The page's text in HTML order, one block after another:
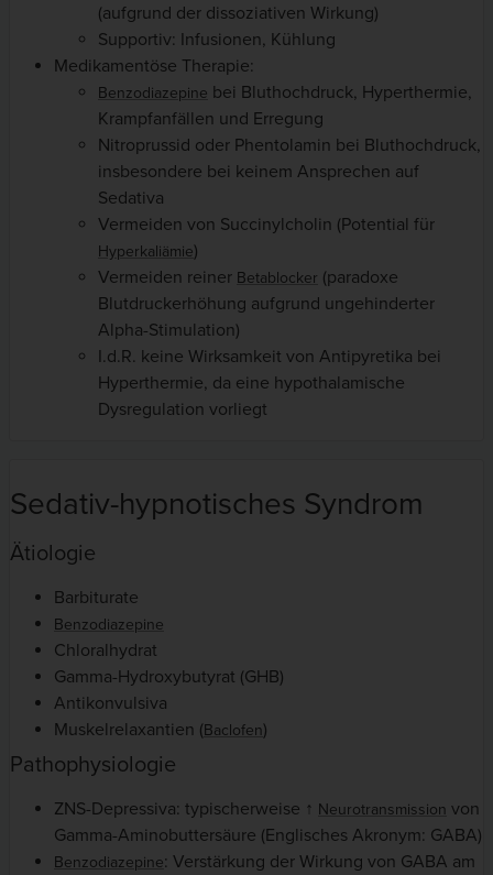
(aufgrund der dissoziativen Wirkung)
Supportiv: Infusionen, Kühlung
Medikamentöse Therapie:
Benzodiazepine bei Bluthochdruck, Hyperthermie,
Krampfanfällen und Erregung
Nitroprussid oder Phentolamin bei Bluthochdruck,
insbesondere bei keinem Ansprechen auf
Sedativa
Vermeiden von Succinylcholin (Potential für
Hyperkaliämie)
Vermeiden reiner Betablocker (paradoxe
Blutdruckerhöhung aufgrund ungehinderter
Alpha-Stimulation)
I.d.R. keine Wirksamkeit von Antipyretika bei
Hyperthermie, da eine hypothalamische
Dysregulation vorliegt
Sedativ-hypnotisches Syndrom
Ätiologie
Barbiturate
Benzodiazepine
Chloralhydrat
Gamma-Hydroxybutyrat (GHB)
Antikonvulsiva
Muskelrelaxantien (Baclofen)
Pathophysiologie
ZNS-Depressiva: typischerweise ↑ Neurotransmission von
Gamma-Aminobuttersäure (Englisches Akronym: GABA)
Benzodiazepine: Verstärkung der Wirkung von GABA am